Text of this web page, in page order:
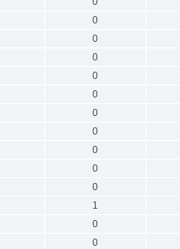
0
0
0
0
0
0
0
0
0
0
1
0
0